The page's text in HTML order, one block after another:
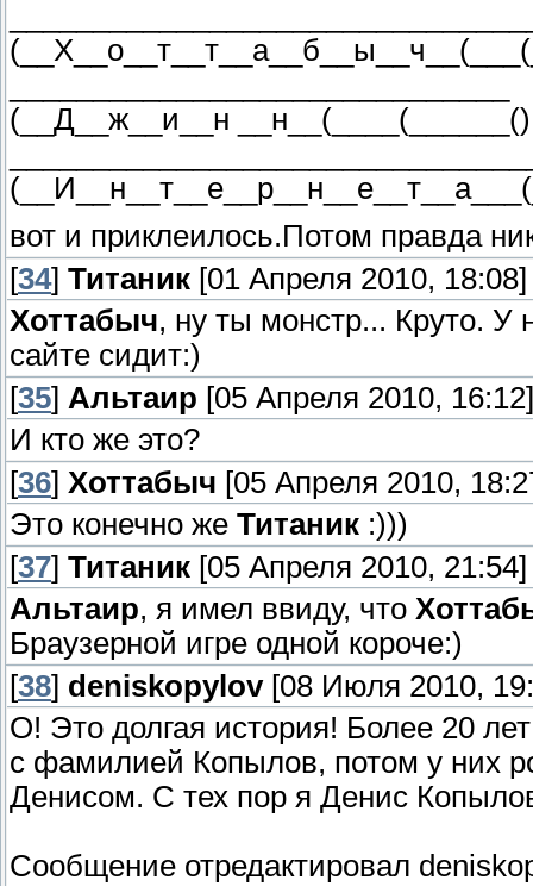
(__Д__ж__и__н __н__(____(______()
вот и приклеилось.Потом правда
[34] Титаник [01 Апреля 2010, 18:08]
Хоттабыч, ну ты монстр... Круто. У
сайте сидит:)
[35] Альтаир [05 Апреля 2010, 16:12]
И кто же это?
[36] Хоттабыч [05 Апреля 2010,
Это конечно же Титаник :)))
[37] Титаник [05 Апреля 2010, 21:54]
Альтаир, я имел ввиду, что
Браузерной игре одной короче:)
[38] deniskopylov[08 Июля 2010,
О! Это долгая история! Более 20
с фамилией Копылов, потом у них
Денисом. С тех пор я Денис
Сообщение отредактировал